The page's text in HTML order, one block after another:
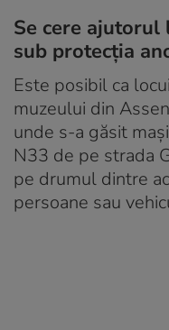
Se cere
sub protecția
Este posibil ca
muzeului din
unde s-a găsit
N33 de pe strada
pe drumul dintre
persoane sau